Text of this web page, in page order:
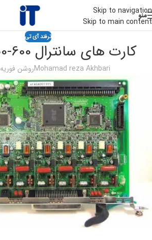
Skip to navigation
Skip to main content
منو
ترفند آی تی
کارت های سانترال TDA100-200-600
Mohamad reza Akhbariروشن فوریه 13, 2019